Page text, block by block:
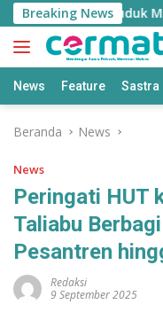
Langsung
ke
konten
Breaking News
Tinggi, Penduduk
News Feature Sastra
Beranda News
News
Peringati HUT
Taliabu
Pesantren
Redaksi
9 September 2025